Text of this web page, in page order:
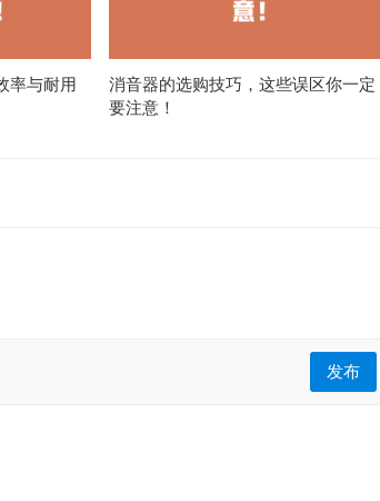
率与耐用
消音器的选购技巧，这些误区你一定
要注意！
发布